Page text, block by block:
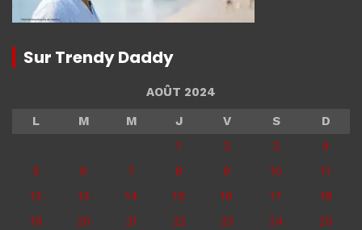
Sur Trendy Daddy
AOÛT 2024
L
M M J V S
D
1
2 3
4
5
6 7 8 9 10
11
12
13 14 15 16 17
18
19
20 21 22 23 24
25